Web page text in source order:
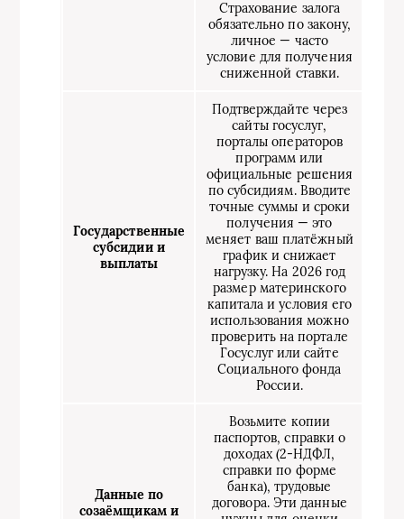
Страхование залога
обязательно по закону,
личное — часто
условие для получения
сниженной ставки.
Государственные
субсидии и
выплаты
Подтверждайте через
сайты госуслуг,
порталы операторов
программ или
официальные решения
по субсидиям. Вводите
точные суммы и сроки
получения — это
меняет ваш платёжный
график и снижает
нагрузку. На 2026 год
размер материнского
капитала и условия его
использования можно
проверить на портале
Госуслуг или сайте
Социального фонда
России.
Данные по
созаёмщикам и
Возьмите копии
паспортов, справки о
доходах (2‑НДФЛ,
справки по форме
банка), трудовые
договора. Эти данные